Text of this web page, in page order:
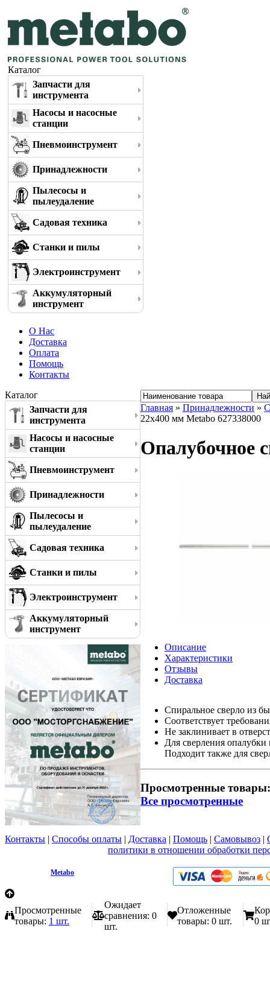
Каталог
Запчасти для
инструмента
Насосы и насосные
станции
Пневмоинструмент
Принадлежности
Пылесосы и
пылеудаление
Садовая техника
Станки и пилы
Электроинструмент
Аккумуляторный
инструмент
О Нас
Доставка
Оплата
Помощь
Контакты
Каталог
Запчасти для
инструмента
Насосы и насосные
станции
Пневмоинструмент
Принадлежности
Пылесосы и
пылеудаление
Садовая техника
Станки и пилы
Электроинструмент
Аккумуляторный
инструмент
Главная » Принадлежности »
22x400 мм Metabo 627338000
Опалубочное
Описание
Характеристики
Отзывы
Доставка
Спиральное сверло из
Соответствует
Не заклинивает в
Для сверления опалубки
Подходит также для
Просмотренные товары:
Все просмотренные
Контакты | Способы оплаты | Доставка | Помощь | Самовывоз |
политики в отношении обработки
Metabo
Просмотренные
товары: 1 шт.
Ожидает
сравнения: 0
шт.
Отложенные
товары: 0 шт.
0